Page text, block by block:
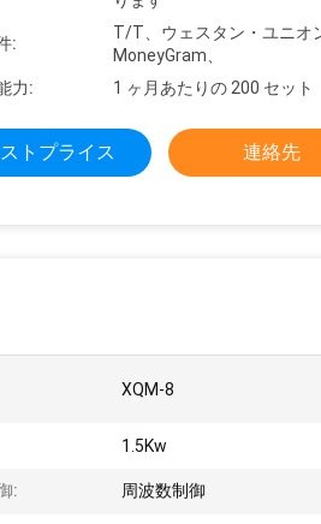
:
T/T、ウェスタン・ユニオ
MoneyGram、
力:
1 ヶ月あたりの 200 セット
トプライス 連絡先
XQM-8
1.5Kw
: 周波数制御